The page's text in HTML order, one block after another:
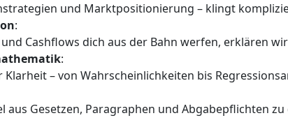
und Marktpositionierung – klingt
:
Cashflows dich aus der Bahn werfen, erklären
:
– von Wahrscheinlichkeiten bis
aus Gesetzen, Paragraphen und Abgabepflichten